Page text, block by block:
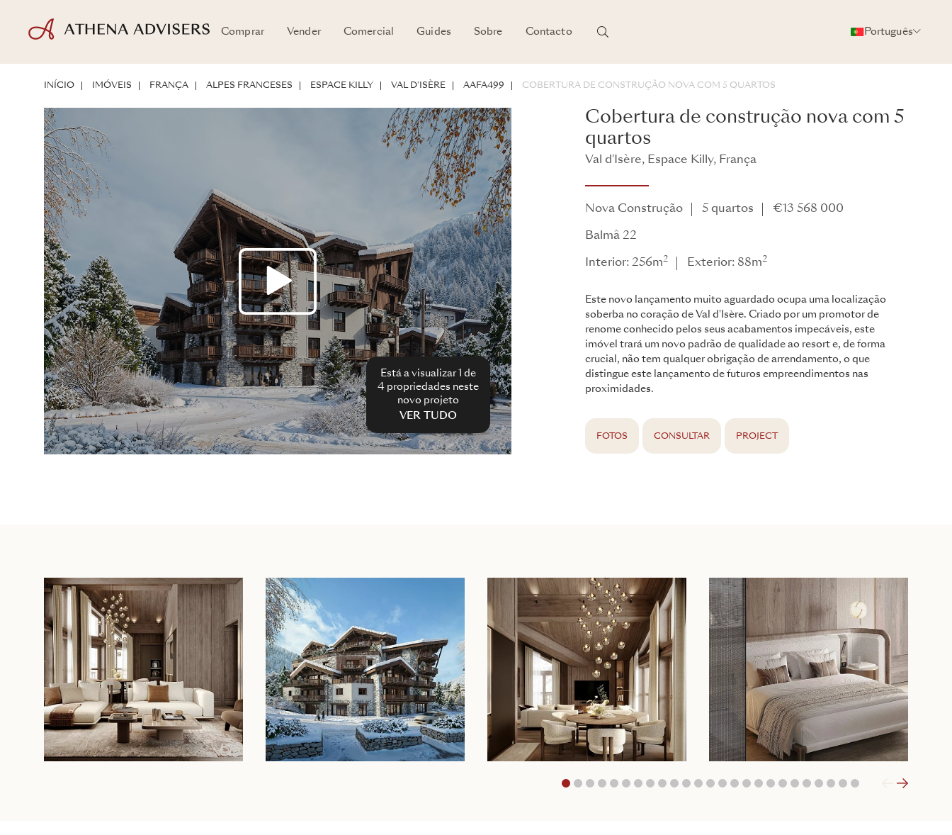
Comprar Vender Comercial Guides Sobre Contacto Português
INÍCIO IMÓVEIS FRANÇA ALPES FRANCESES ESPACE KILLY VAL D'ISÈRE AAFA499 COBERTURA DE CONSTRUÇÃO NOVA COM 5 QUARTOS
Está a visualizar 1 de
4 propriedades neste
novo projeto
VER TUDO
Cobertura de construção nova com 5
quartos
Val d'Isère, Espace Killy, França
Nova Construção 5 quartos €13 568 000
Balmâ 22
Interior: 256m2 Exterior: 88m2
Este novo lançamento muito aguardado ocupa uma localização
soberba no coração de Val d'Isère. Criado por um promotor de
renome conhecido pelos seus acabamentos impecáveis, este
imóvel trará um novo padrão de qualidade ao resort e, de forma
crucial, não tem qualquer obrigação de arrendamento, o que
distingue este lançamento de futuros empreendimentos nas
proximidades.
FOTOS CONSULTAR PROJECT
1 2 3 4 5 6 7 8 9 1011 1213141516171819202122 25